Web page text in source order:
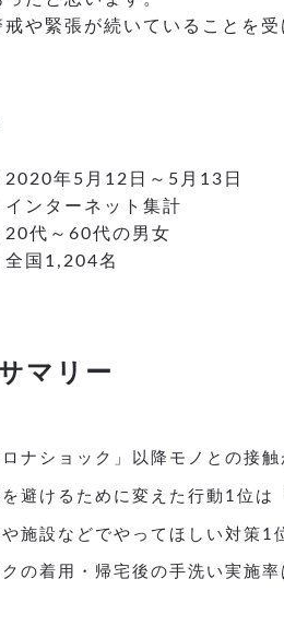
や緊張が続いていることを
2020年5月12日～5月13日
ンターネット集計
20代～60代の男女
全国1,204名
マリー
ナショック」以降モノとの接触
避けるために変えた行動1位は
施設などでやってほしい対策1
の着用・帰宅後の手洗い実施